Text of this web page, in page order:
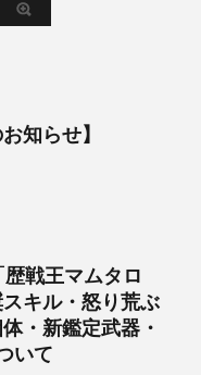
知らせ】
歴戦王マムタロ
スキル・怒り荒ぶ
・新鑑定武器・
いて